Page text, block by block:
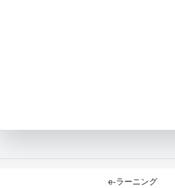
e-ラーニング